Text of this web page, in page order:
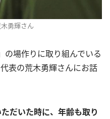
勇輝さん
場作りに取り組んでいる
表の荒木勇輝さんにお話
だいた時に、年齢も取り